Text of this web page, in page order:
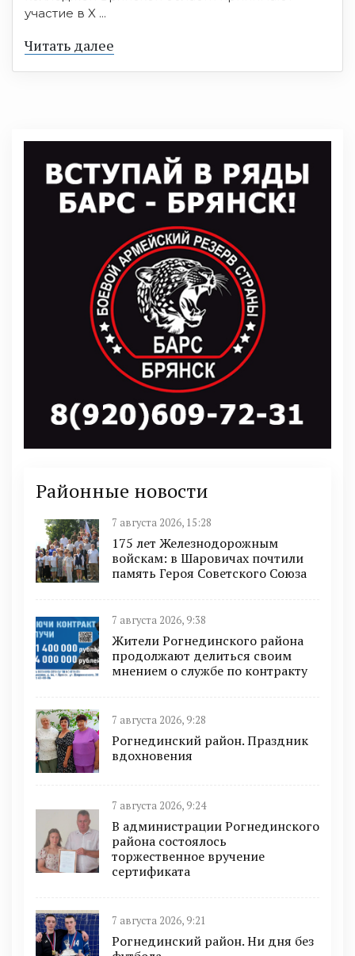
участие в X ...
Читать далее
Районные новости
7 августа 2026, 15:28
175 лет Железнодорожным
войскам: в Шаровичах почтили
память Героя Советского Союза
7 августа 2026, 9:38
Жители Рогнединского района
продолжают делиться своим
мнением о службе по контракту
7 августа 2026, 9:28
Рогнединский район. Праздник
вдохновения
7 августа 2026, 9:24
В администрации Рогнединского
района состоялось
торжественное вручение
сертификата
7 августа 2026, 9:21
Рогнединский район. Ни дня без